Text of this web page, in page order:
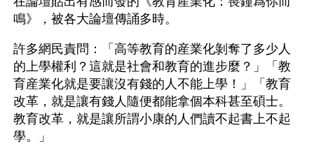
鳴》，被各大論壇傳誦多時。
許多網民責問：「高等教育的産業化剝奪了多少人
的上學權利？這就是社會和教育的進步麼？」「教
育産業化就是要讓沒有錢的人不能上學！」「教育
改革，就是讓有錢人隨便都能拿個本科甚至碩士。
教育改革，就是讓所謂小康的人們讀不起書上不起
學。」